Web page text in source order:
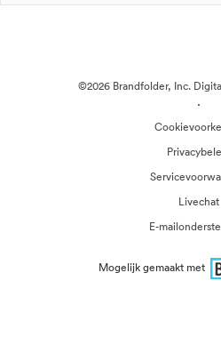
©2026 Brandfolder, Inc.
·
Livechat
E-
Mogelijk gemaakt met